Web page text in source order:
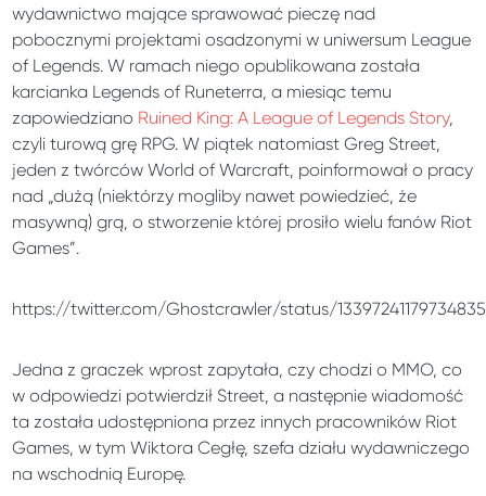
wydawnictwo mające sprawować pieczę nad
pobocznymi projektami osadzonymi w uniwersum League
of Legends. W ramach niego opublikowana została
karcianka Legends of Runeterra, a miesiąc temu
zapowiedziano Ruined King: A League of Legends Story,
czyli turową grę RPG. W piątek natomiast Greg Street,
jeden z twórców World of Warcraft, poinformował o pracy
nad „dużą (niektórzy mogliby nawet powiedzieć, że
masywną) grą, o stworzenie której prosiło wielu fanów Riot
Games”.
https://twitter.com/Ghostcrawler/status/
Jedna z graczek wprost zapytała, czy chodzi o MMO, co
w odpowiedzi potwierdził Street, a następnie wiadomość
ta została udostępniona przez innych pracowników Riot
Games, w tym Wiktora Cegłę, szefa działu wydawniczego
na wschodnią Europę.